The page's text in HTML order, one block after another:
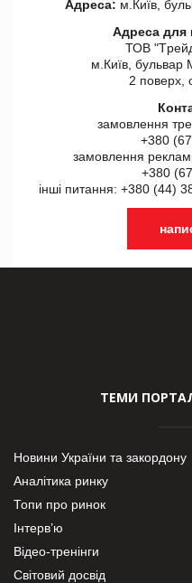
Адреса: м.Київ,
Адреса для
ТОВ
м.Київ, бульвар
2 поверх,
замовлення
+380
замовлення
+380
інші питання: +380 (44)
ТЕМИ
Новини України та закордону
Аналітика ринку
Топи про ринок
Інтерв’ю
Відео-тренінги
Світовий досвід